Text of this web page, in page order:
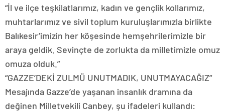
“İl ve ilçe teşkilatlarımız, kadın ve gençlik kollarımız,
muhtarlarımız ve sivil toplum kuruluşlarımızla birlikte
Balıkesir’imizin her köşesinde hemşehrilerimizle bir
araya geldik. Sevinçte de zorlukta da milletimizle omuz
omuza olduk.”
“GAZZE’DEKİ ZULMÜ UNUTMADIK, UNUTMAYACAĞIZ”
Mesajında Gazze’de yaşanan insanlık dramına da
değinen Milletvekili Canbey, şu ifadeleri kullandı: